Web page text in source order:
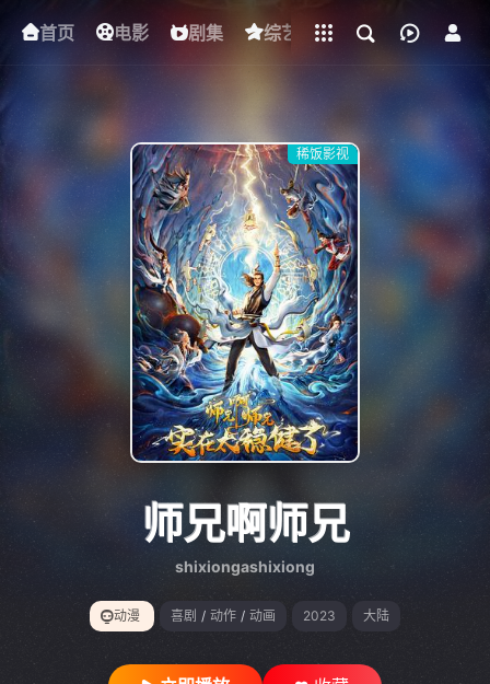
首页 电影 剧集 综艺 动漫 短剧
下载客户端
gt 0"}
稀饭影视
师兄啊师兄
shixiongashixiong
动漫 喜剧 / 动作 / 动画 2023 大陆